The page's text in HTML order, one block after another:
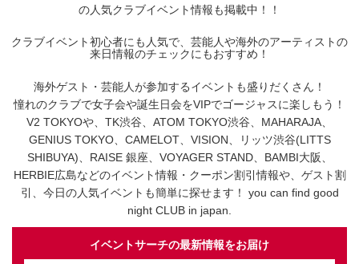
の人気クラブイベント情報も掲載中！！
クラブイベント初心者にも人気で、芸能人や海外のアーティストの
来日情報のチェックにもおすすめ！
海外ゲスト・芸能人が参加するイベントも盛りだくさん！
憧れのクラブで女子会や誕生日会をVIPでゴージャスに楽しもう！
V2 TOKYOや、TK渋谷、ATOM TOKYO渋谷、MAHARAJA、
GENIUS TOKYO、CAMELOT、VISION、リッツ渋谷(LITTS
SHIBUYA)、RAISE 銀座、VOYAGER STAND、BAMBI大阪、
HERBIE広島などのイベント情報・クーポン割引情報や、ゲスト割
引、今日の人気イベントも簡単に探せます！ you can find good
night CLUB in japan.
イベントサーチの最新情報をお届け